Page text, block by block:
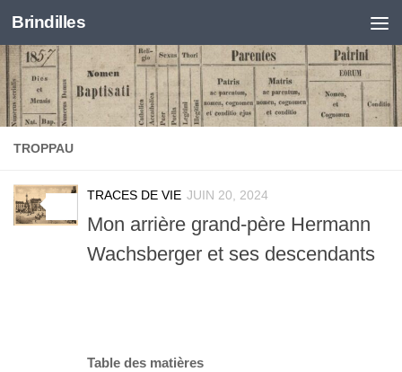
Skip to content
Brindilles
TROPPAU
TRACES DE VIE JUIN 20, 2024
Mon arrière grand-père Hermann
Wachsberger et ses descendants
Table des matières